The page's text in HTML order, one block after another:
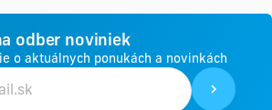
odber noviniek
o aktuálnych ponukách a novinkách